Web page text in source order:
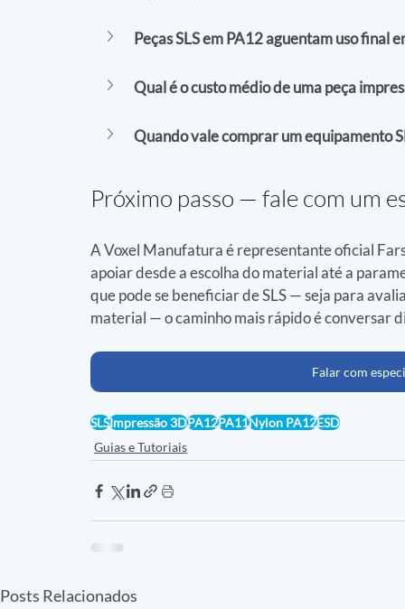
Peças SLS em PA12 aguentam uso final
Qual é o custo médio de uma peça
Quando vale comprar um equipamento
Próximo passo — fale com um
A Voxel Manufatura é representante oficial
apoiar desde a escolha do material até a
que pode se beneficiar de SLS — seja para
material — o caminho mais rápido é conversar
Falar com
SLSImpressão 3DPA12PA11Nylon PA12ESD
Guias e Tutoriais
Posts Relacionados